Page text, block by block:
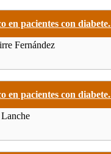
en pacientes con
Fernández
en pacientes con